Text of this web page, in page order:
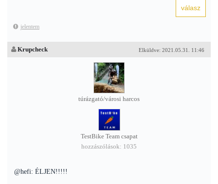
jelentem
Elküldve: 2021.05.31. 11:46
Krupcheck
túrázgató/városi harcos
TestBike Team csapat
hozzászólások: 1035
@hefi: ÉLJEN!!!!!